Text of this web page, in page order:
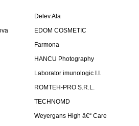
Delev Ala
EDOM COSMETIC
Farmona
HANCU Photography
Laborator imunologic I.I.
ROMTEH-PRO S.R.L.
TECHNOMD
Weyergans High â€“ Care